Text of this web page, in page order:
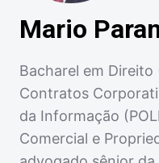
Mario
Bacharel em
Contratos
da Informação
Comercial e